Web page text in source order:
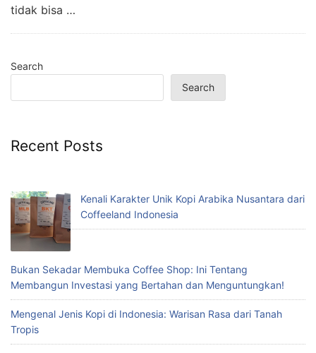
tidak bisa …
Search
Search
Recent Posts
Kenali Karakter Unik Kopi Arabika Nusantara dari
Coffeeland Indonesia
Bukan Sekadar Membuka Coffee Shop: Ini Tentang
Membangun Investasi yang Bertahan dan Menguntungkan!
Mengenal Jenis Kopi di Indonesia: Warisan Rasa dari Tanah
Tropis